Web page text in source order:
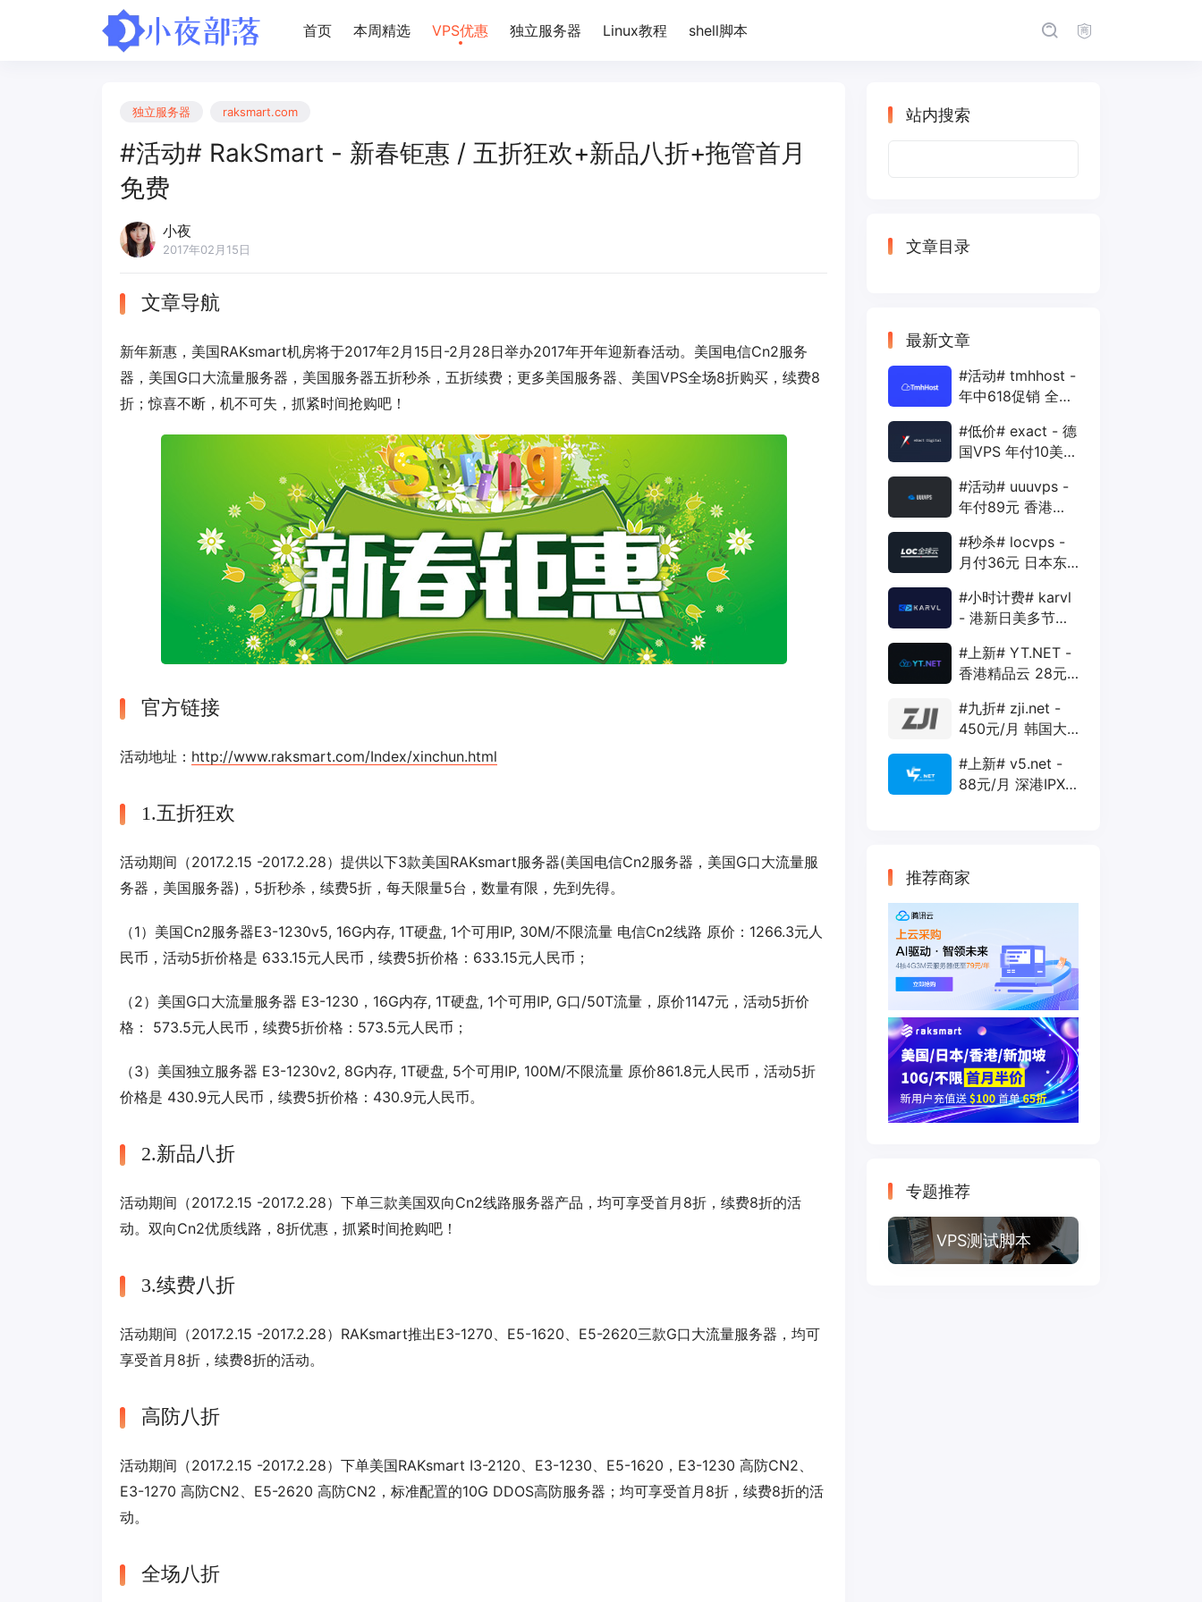
首页 本周精选 VPS优惠 独立服务器 Linux教程 shell脚本
独立服务器 raksmart.com
#活动# RakSmart - 新春钜惠 / 五折狂欢+新品八折+拖管首月
免费
小夜
2017年02月15日
文章导航
新年新惠，美国RAKsmart机房将于2017年2月15日-2月28日举办2017年开年迎新春活动。美国电信Cn2服务
器，美国G口大流量服务器，美国服务器五折秒杀，五折续费；更多美国服务器、美国VPS全场8折购买，续费8
折；惊喜不断，机不可失，抓紧时间抢购吧！
官方链接
活动地址： http://www.raksmart.com/Index/xinchun.html
1.五折狂欢
活动期间（2017.2.15 -2017.2.28）提供以下3款美国RAKsmart服务器(美国电信Cn2服务器，美国G口大流量服
务器，美国服务器)，5折秒杀，续费5折，每天限量5台，数量有限，先到先得。
（1）美国Cn2服务器E3-1230v5, 16G内存, 1T硬盘, 1个可用IP, 30M/不限流量 电信Cn2线路 原价：1266.3元人
民币，活动5折价格是 633.15元人民币，续费5折价格：633.15元人民币；
（2）美国G口大流量服务器 E3-1230，16G内存, 1T硬盘, 1个可用IP, G口/50T流量，原价1147元，活动5折价
格： 573.5元人民币，续费5折价格：573.5元人民币；
（3）美国独立服务器 E3-1230v2, 8G内存, 1T硬盘, 5个可用IP, 100M/不限流量 原价861.8元人民币，活动5折
价格是 430.9元人民币，续费5折价格：430.9元人民币。
2.新品八折
活动期间（2017.2.15 -2017.2.28）下单三款美国双向Cn2线路服务器产品，均可享受首月8折，续费8折的活
动。双向Cn2优质线路，8折优惠，抓紧时间抢购吧！
3.续费八折
活动期间（2017.2.15 -2017.2.28）RAKsmart推出E3-1270、E5-1620、E5-2620三款G口大流量服务器，均可
享受首月8折，续费8折的活动。
高防八折
活动期间（2017.2.15 -2017.2.28）下单美国RAKsmart I3-2120、E3-1230、E5-1620，E3-1230 高防CN2、
E3-1270 高防CN2、E5-2620 高防CN2，标准配置的10G DDOS高防服务器；均可享受首月8折，续费8折的活
动。
全场八折
站内搜索
文章目录
最新文章
#活动# tmhhost -
年中618促销 全场
年付VPS
#低价# exact - 德
国VPS 年付10美元
1Gbps
#活动# uuuvps -
年付89元 香港
400G 30M
#秒杀# locvps -
月付36元 日本东
40G 1T 450Mbps
#小时计费# karvl
- 港新日美多节点
20G 5T 1Gbps
#上新# YT.NET -
香港精品云 28元/
AS10099+移动
CMI
#九折# zji.net -
450元/月 韩国大
优化和纯国际线路
#上新# v5.net -
88元/月 深港IPX
推荐商家
专题推荐
VPS测试脚本